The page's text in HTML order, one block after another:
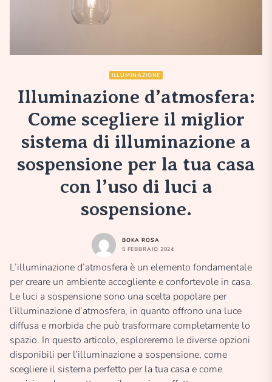
ILLUMINAZIONE
Illuminazione d’atmosfera:
Come scegliere il miglior
sistema di illuminazione a
sospensione per la tua casa
con l’uso di luci a
sospensione.
BOKA ROSA
5 FEBBRAIO 2024
L’illuminazione d’atmosfera è un elemento fondamentale
per creare un ambiente accogliente e confortevole in casa.
Le luci a sospensione sono una scelta popolare per
l’illuminazione d’atmosfera, in quanto offrono una luce
diffusa e morbida che può trasformare completamente lo
spazio. In questo articolo, esploreremo le diverse opzioni
disponibili per l’illuminazione a sospensione, come
scegliere il sistema perfetto per la tua casa e come